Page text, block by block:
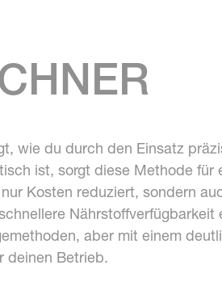
wie du durch den Einsatz
ist, sorgt diese Methode für
Kosten reduziert, sondern
Nährstoffverfügbarkeit
aber mit einem
deinen Betrieb.